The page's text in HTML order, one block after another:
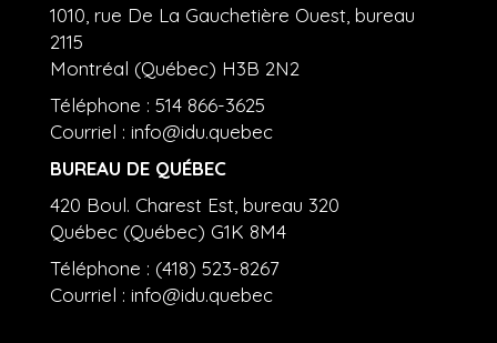
1010, rue De La Gauchetière Ouest, bureau
2115
Montréal (Québec) H3B 2N2
Téléphone : 514 866-3625
Courriel : info@idu.quebec
BUREAU DE QUÉBEC
420 Boul. Charest Est, bureau 320
Québec (Québec) G1K 8M4
Téléphone : (418) 523-8267
Courriel : info@idu.quebec